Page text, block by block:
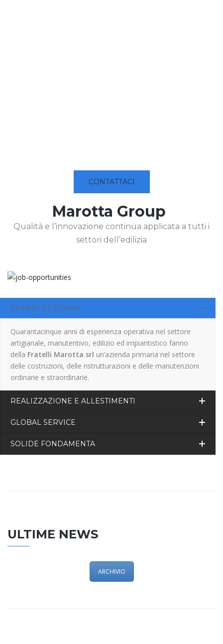
CONTATTACI
Marotta Group
Qualità e l’innovazione continua applicata a tutti i
settori dell’edilizia
50 ANNI DI STORIA
Quarantacinque anni di esperienza operativa nel settore
artigianale, manutentivo, edilizio ed impiantistico fanno
della Fratelli Marotta srl un’azienda primaria nel settore
delle costruzioni, delle ristrutturazioni e delle manutenzioni
ordinarie e straordinarie.
REALIZZAZIONE E ALLESTIMENTI
GLOBAL SERVICE
SOLIDE FONDAMENTA
ULTIME NEWS
ARCHIVIO